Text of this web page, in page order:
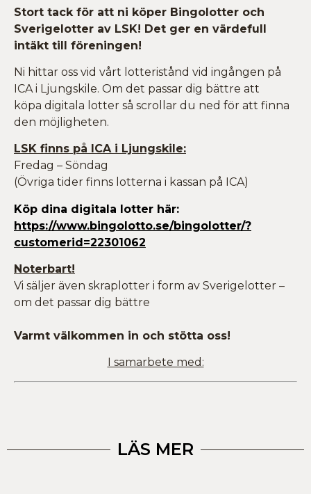
Stort tack för att ni köper Bingolotter och
Sverigelotter av LSK! Det ger en värdefull
intäkt till föreningen!
Ni hittar oss vid vårt lotteristånd vid ingången på
ICA i Ljungskile. Om det passar dig bättre att
köpa digitala lotter så scrollar du ned för att finna
den möjligheten.
LSK finns på ICA i Ljungskile:
Fredag – Söndag
(Övriga tider finns lotterna i kassan på ICA)
Köp dina digitala lotter här:
https://www.bingolotto.se/bingolotter/?
customerid=22301062
Noterbart!
Vi säljer även skraplotter i form av Sverigelotter –
om det passar dig bättre
Varmt välkommen in och stötta oss!
I samarbete med:
LÄS MER